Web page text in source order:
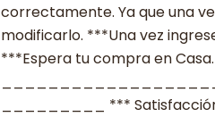
correctamente. Ya que una
modificarlo. ***Una vez
***Espera tu compra en
_________ *** Satisfacción